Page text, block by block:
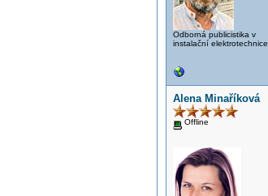
Odborná publicistika v
instalační elektrotechnice.
Alena Minaříková
Offline